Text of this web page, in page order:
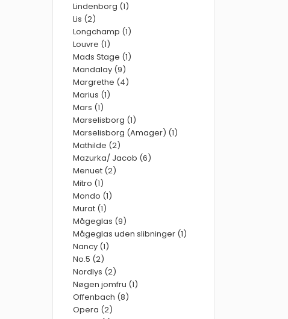
Lindenborg (1)
Lis (2)
Longchamp (1)
Louvre (1)
Mads Stage (1)
Mandalay (9)
Margrethe (4)
Marius (1)
Mars (1)
Marselisborg (1)
Marselisborg (Amager) (1)
Mathilde (2)
Mazurka/ Jacob (6)
Menuet (2)
Mitro (1)
Mondo (1)
Murat (1)
Mågeglas (9)
Mågeglas uden slibninger (1)
Nancy (1)
No.5 (2)
Nordlys (2)
Nøgen jomfru (1)
Offenbach (8)
Opera (2)